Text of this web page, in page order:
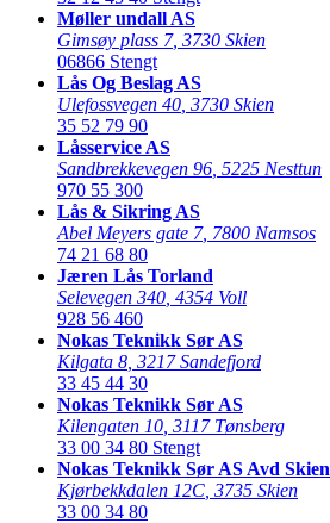
Møller undall AS
Gimsøy plass 7, 3730 Skien
06866 Stengt
Lås Og Beslag AS
Ulefossvegen 40 3730 Skien
35 52 79 90
Låsservice AS
Sandbrekkevegen 96 5225 Nesttun
970 55 300
Lås & Sikring AS
Abel Meyers gate 7, 7800 Namsos
74 21 68 80
Jæren Lås Torland
Selevegen 340 4354 Voll
928 56 460
Nokas Teknikk Sør AS
Kilgata 8 3217 Sandefjord
33 45 44 30
Nokas Teknikk Sør AS
Kilengaten 10 3117 Tønsberg
33 00 34 80 Stengt
Nokas Teknikk Sør AS Avd Skien
Kjørbekkdalen 12C 3735 Skien
33 00 34 80